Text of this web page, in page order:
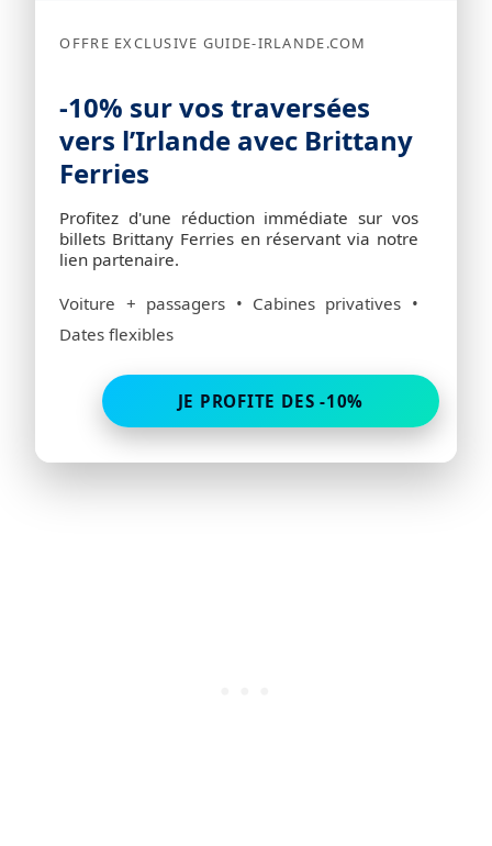
OFFRE EXCLUSIVE GUIDE-IRLANDE.COM
-10% sur vos traversées
vers l’Irlande avec Brittany
Ferries
Profitez d'une réduction immédiate sur vos
billets Brittany Ferries en réservant via notre
lien partenaire.
Voiture + passagers • Cabines privatives •
Dates flexibles
JE PROFITE DES -10%